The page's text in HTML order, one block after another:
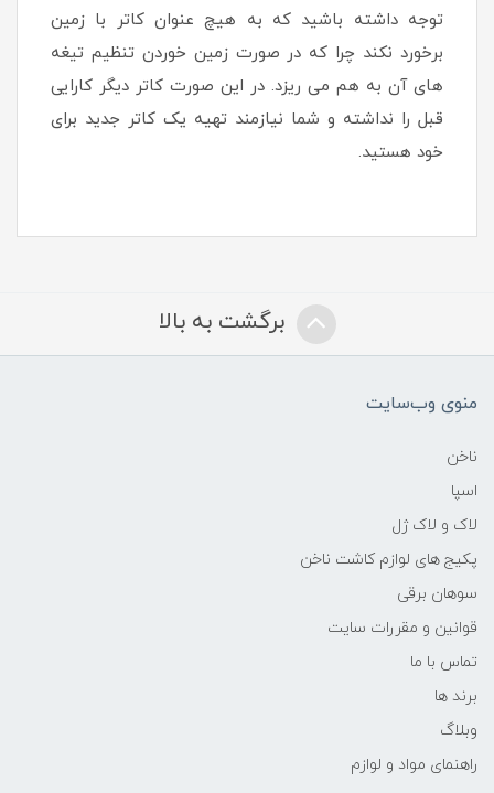
توجه داشته باشید که به هیچ عنوان کاتر با زمین
برخورد نکند چرا که در صورت زمین خوردن تنظیم تیغه
های آن به هم می ریزد. در این صورت کاتر دیگر کارایی
قبل را نداشته و شما نیازمند تهیه یک کاتر جدید برای
خود هستید.
برگشت به بالا
منوی وب‌سایت
ناخن
اسپا
لاک و لاک ژل
پکیج های لوازم کاشت ناخن
سوهان برقی
قوانین و مقررات سایت
تماس با ما
برند ها
وبلاگ
راهنمای مواد و لوازم